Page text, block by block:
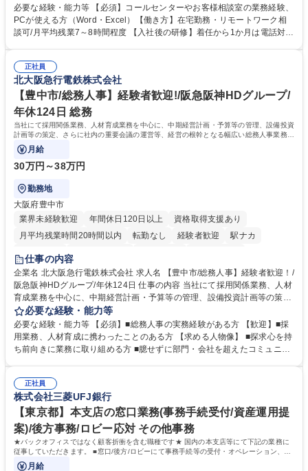
様相談室でのお仕事です。 日々お客様からいただくキリングループへのご
意見を、企業活動に活かしています。お客様からの声に迅速かつ誠意をも
って対応、情報提供するとともにグループ内活動に反映しています。 【具
平均100件前後■メール・手紙：同上40件前後 募集職種 中野本社【お客様
相談室】お客様のお声をもとにより良い商品づくりへ貢献
必要な経験・能力等 【必須】コールセンターやお客様相談室の業務経験、
PCが使える方（Word・Excel）【働き方】在宅勤務・リモートワーク相
談可/月平均残業7～8時間程度 【入社後の研修】着任から1か月は電話対応
すのでご安心ください。 【当社について】キリングループの広報機能を担
う会社として、お客様との出会いを大切にし、磨き上げたホスピタリティ
を込めてコミュニケーションをとりながら広報関連業務を行っておりま
す。 学歴・資格 学歴：大学院 大学 高専 短大 専修学校 高校 語学力： 資
格：
正社員
北大阪急行電鉄株式会社
【豊中市/総務人事】経験者歓迎!/阪急阪神HDグループ/
年休124日 総務
当社にて採用関係業務、人材育成業務を中心に、中期経営計画・予算等の管理、設備投資
計画等の策定、さらに社内の重要会議の運営等、経営の根幹となる幅広い総務人事業務全
般を担当していただきます。
月給
30万円～38万円
勤務地
大阪府豊中市
業界未経験歓迎
年間休日120日以上
資格取得支援あり
月平均残業時間20時間以内
転勤なし 経験者歓迎
駅ナカ
退職金あり
土日祝休み
服装自由 昼食補助あり 食事補助あり
仕事の内容
企業名 北大阪急行電鉄株式会社 求人名 【豊中市/総務人事】経験者歓迎！/
阪急阪神HDグループ/年休124日 仕事の内容 当社にて採用関係業務、人材
育成業務を中心に、中期経営計画・予算等の管理、設備投資計画等の策
定、さらに社内の重要会議の運営等、経営の根幹となる幅広い総務人事業
務全般を担当していただきます。 【主な業務内容】 ■採用関係業務および
人材育成(社員研修)業務の推進 ■中期経営計画および予算等の管理 ■設備
投資計画等の策定 ■社内の重要会議の運営 ■その他総務人事業務全般 【入
務人事】経験者歓迎！/阪急阪神HDグループ/年休124日
必要な経験・能力等
必要な経験・能力等 【必須】■総務人事の実務経験がある方 【歓迎】■採
用業務、人材育成に携わったことのある方 【求める人物像】 ■探求心を持
ち前向きに業務に取り組める方 ■臆せずに部門・会社を超えたコミュニケ
囲のメンバーと協調しつつ主体性を持って能動的に業務を推進できる方 学
歴・資格 学歴：大学院 大学 高専 短大 専修学校 高校 語学力： 資格：
正社員
株式会社三菱UFJ銀行
【東京都】本支店の窓口業務(事務手続受付/資産運用提
案)/後方事務/ロビー応対 その他事務
★バックオフィスではなく顧客折衝を含む職種です★ 国内の本支店等にて下記の業務に
従事していただきます。 ■窓口/後方/ロビーにて事務手続等の受付・オペレーション、お
客様対応
月給